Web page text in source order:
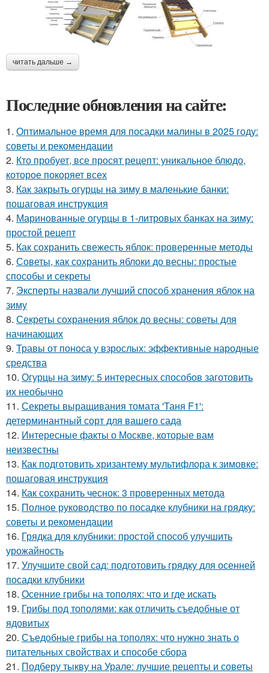
читать дальше →
Последние обновления на сайте:
1. Оптимальное время для посадки малины в 2025 году:
советы и рекомендации
2. Кто пробует, все просят рецепт: уникальное блюдо,
которое покоряет всех
3. Как закрыть огурцы на зиму в маленькие банки:
пошаговая инструкция
4. Маринованные огурцы в 1-литровых банках на зиму:
простой рецепт
5. Как сохранить свежесть яблок: проверенные методы
6. Советы, как сохранить яблоки до весны: простые
способы и секреты
7. Эксперты назвали лучший способ хранения яблок на
зиму
8. Секреты сохранения яблок до весны: советы для
начинающих
9. Травы от поноса у взрослых: эффективные народные
средства
10. Огурцы на зиму: 5 интересных способов заготовить
их необычно
11. Секреты выращивания томата 'Таня F1':
детерминантный сорт для вашего сада
12. Интересные факты о Москве, которые вам
неизвестны
13. Как подготовить хризантему мультифлора к зимовке:
пошаговая инструкция
14. Как сохранить чеснок: 3 проверенных метода
15. Полное руководство по посадке клубники на грядку:
советы и рекомендации
16. Грядка для клубники: простой способ улучшить
урожайность
17. Улучшите свой сад: подготовить грядку для осенней
посадки клубники
18. Осенние грибы на тополях: что и где искать
19. Грибы под тополями: как отличить съедобные от
ядовитых
20. Съедобные грибы на тополях: что нужно знать о
питательных свойствах и способе сбора
21. Подберу тыкву на Урале: лучшие рецепты и советы